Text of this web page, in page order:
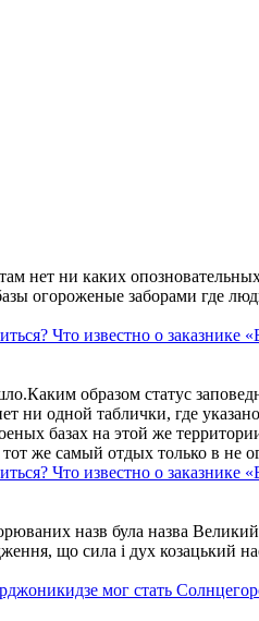
нет ни каких
огороженые заборами где
Что известно о заказнике
образом статус
ни одной таблички, где
базах на этой же
же самый отдых только в не
Что известно о заказнике
назв була назва
що сила і дух козацький
мог стать